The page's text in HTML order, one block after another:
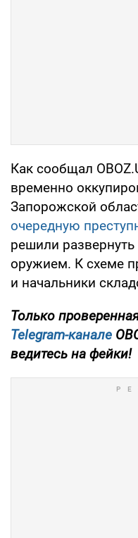
Как сообщал
временно
Запорожской
очередную
решили
оружием. К схеме
и начальники
Только
Telegram-канале
ведитесь на фейки!